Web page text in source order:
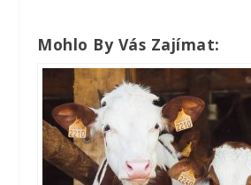
Mohlo By Vás Zajímat: